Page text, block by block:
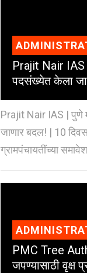
Prajit Nair IAS
पदसंख्येत केला
Prajit Nair IAS | पुणे
जाणार बदल! | 10
ग्रामपंचायतींच्या
PMC Tree
जपण्यासाठी वृक्ष